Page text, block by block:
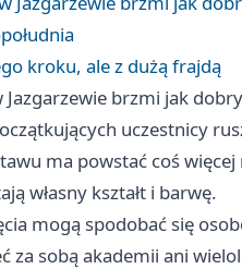
kroku, ale z dużą frajdą
brzmi jak
uczestnicy
ma powstać coś więcej
własny kształt i barwę.
mogą spodobać się
za sobą akademii ani